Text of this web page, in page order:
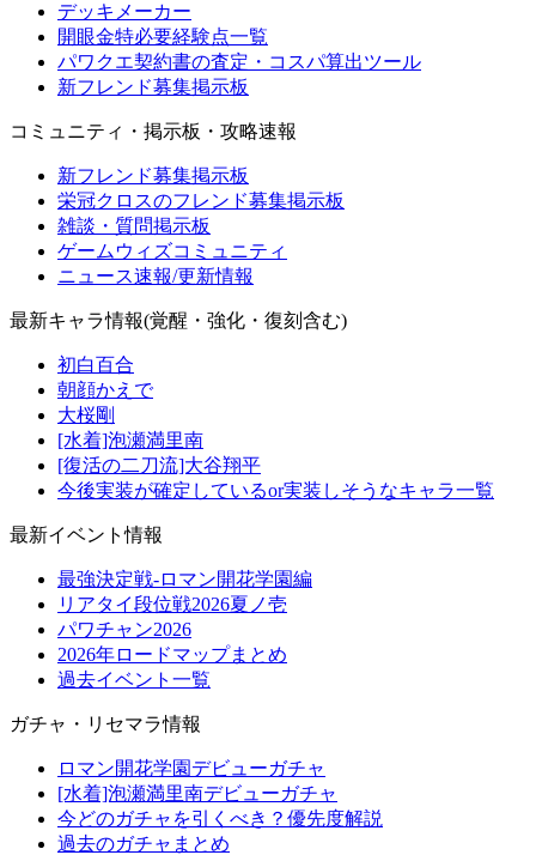
デッキメーカー
開眼金特必要経験点一覧
パワクエ契約書の査定・コスパ算出ツール
新フレンド募集掲示板
コミュニティ・掲示板・攻略速報
新フレンド募集掲示板
栄冠クロスのフレンド募集掲示板
雑談・質問掲示板
ゲームウィズコミュニティ
ニュース速報/更新情報
最新キャラ情報(覚醒・強化・復刻含む)
初白百合
朝顔かえで
大桜剛
[水着]泡瀬満里南
[復活の二刀流]大谷翔平
今後実装が確定しているor実装しそうなキャラ一覧
最新イベント情報
最強決定戦-ロマン開花学園編
リアタイ段位戦2026夏ノ壱
パワチャン2026
2026年ロードマップまとめ
過去イベント一覧
ガチャ・リセマラ情報
ロマン開花学園デビューガチャ
[水着]泡瀬満里南デビューガチャ
今どのガチャを引くべき？優先度解説
過去のガチャまとめ